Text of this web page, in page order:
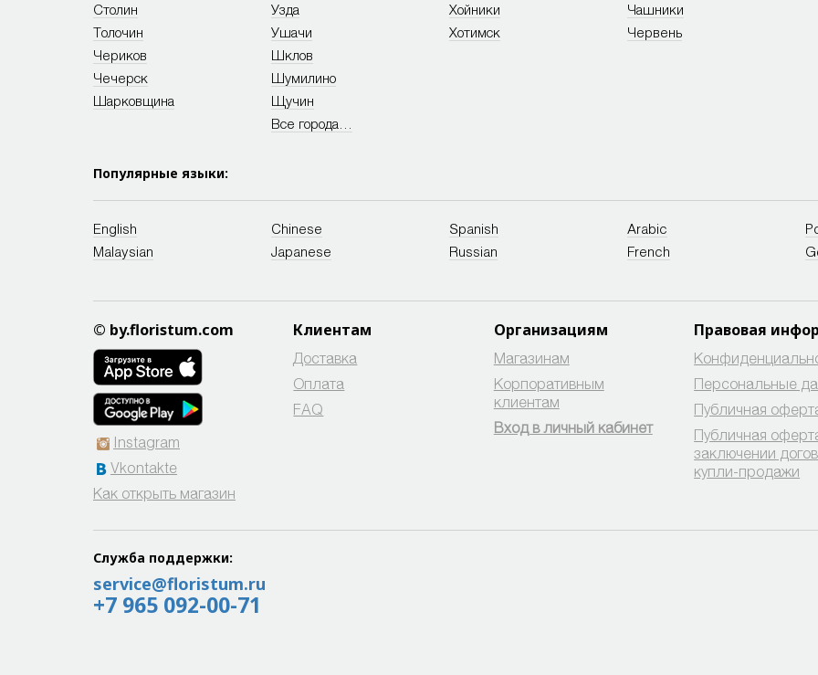
Столин
Толочин
Узда
Ушачи
Хойники
Хотимск
Чашники
Червень
Чериков
Чечерск
Шарковщина
Шклов
Шумилино
Щучин
Все города…
Популярные языки:
English
Malaysian
Chinese
Japanese
Spanish
Russian
Arabic
French
© by.floristum.com
Instagram
Vkontakte
Как открыть магазин
Клиентам
Доставка
Оплата
FAQ
Организациям
Магазинам
Корпоративным
клиентам
Вход в личный кабинет
Правовая
Персональные
Публичная
Публичная
заключении
купли-продажи
Служба поддержки:
service@floristum.ru
+7 965 092-00-71